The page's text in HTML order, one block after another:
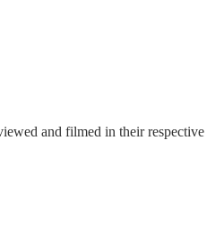
and filmed in their respective